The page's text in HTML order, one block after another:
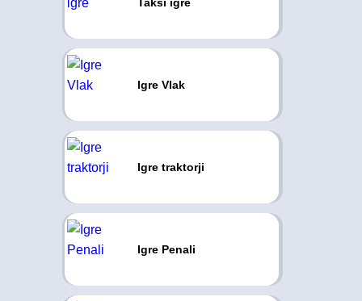
Igre Vlak
Igre traktorji
Igre Penali